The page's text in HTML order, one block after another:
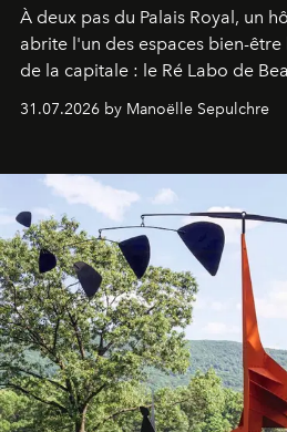
À deux pas du Palais Royal, un
abrite l'un des espaces bien-
de la capitale : le Ré Labo de
31.07.2026 by Manoëlle Sepulchre